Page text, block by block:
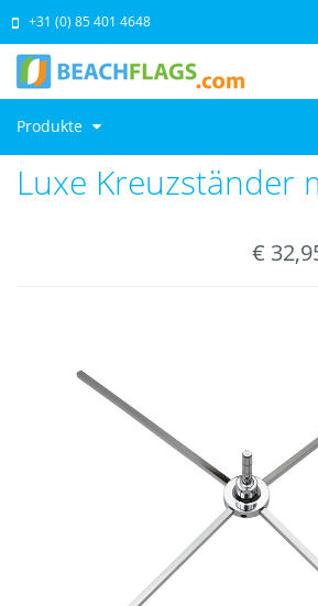
Produkte
+31 (0) 85 401 4648
Luxe Kreuzständer
€